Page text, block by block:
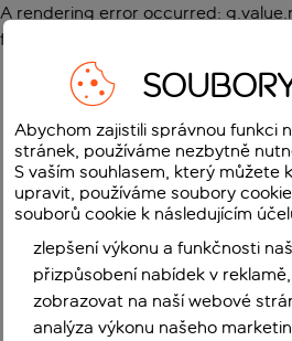
A rendering error occurred:
function
Abychom zajistili správnou funkci
stránek, používáme nezbytně
S vaším souhlasem, který můžete
upravit, používáme soubory
souborů cookie k následujícím
zlepšení výkonu a funkčnosti
přizpůsobení nabídek v
zobrazovat na naší webové
analýza výkonu našeho